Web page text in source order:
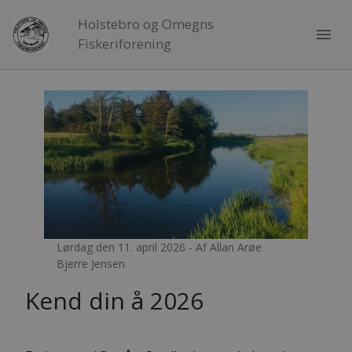
Holstebro og Omegns
Fiskeriforening
menu
Lørdag den 11. april 2026 - Af Allan Arøe
Bjerre Jensen
Kend din å 2026